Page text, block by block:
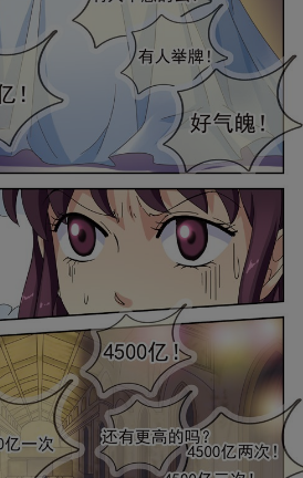
腾漫App继续阅读
立即前往